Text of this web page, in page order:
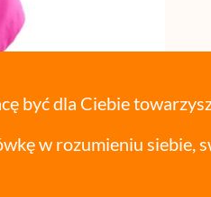
być dla Ciebie
w rozumieniu siebie,